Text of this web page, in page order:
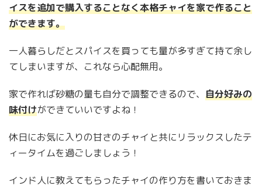
イスを追加で購入することなく本格チャイを家で作ること
ができます。
一人暮らしだとスパイスを買っても量が多すぎて持て余し
てしまいますが、これなら心配無用。
家で作れば砂糖の量も自分で調整できるので、 自分好みの
味付けができていいですよね！
休日にお気に入りの甘さのチャイと共にリラックスしたテ
ィータイムを過ごしましょう！
インド人に教えてもらったチャイの作り方を書いておきま